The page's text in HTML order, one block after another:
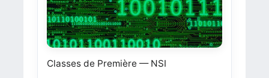
Classes de Première — NSI